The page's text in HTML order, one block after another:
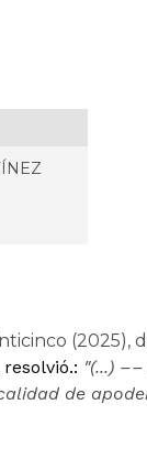
(2025),
"(...) ––
de